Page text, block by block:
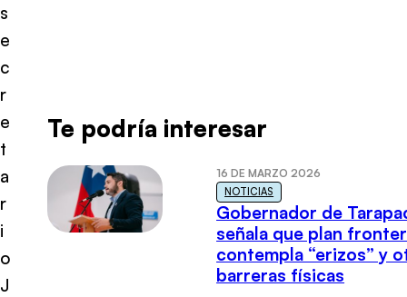
s
e
c
r
e
t
a
r
i
o
J
Te podría interesar
16 DE MARZO 2026
NOTICIAS
Gobernador de
señala que plan
contempla “erizos” y
barreras físicas